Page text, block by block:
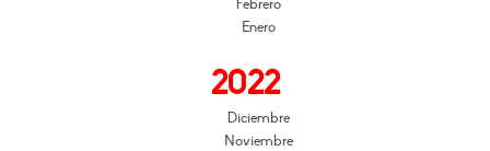
Febrero
Enero
2022
Diciembre
Noviembre